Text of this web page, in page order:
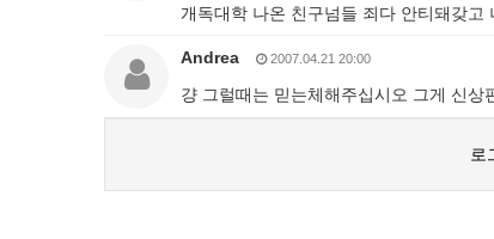
개독대학 나온 친구넘들 죄다 안티돼갖고
Andrea 2007.04.21 20:00
걍 그럴때는 믿는체해주십시오 그게 신
로